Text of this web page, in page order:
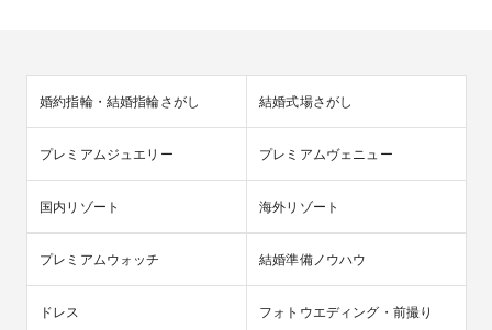
婚約指輪・結婚指輪さがし 結婚式場さがし
プレミアムジュエリー プレミアムヴェニュー
国内リゾート 海外リゾート
プレミアムウォッチ 結婚準備ノウハウ
ドレス フォトウエディング・前撮り